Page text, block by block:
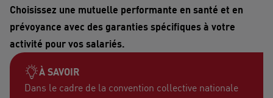
Choisissez une mutuelle performante en santé et en
prévoyance avec des garanties spécifiques à votre
activité pour vos salariés.
À SAVOIR
Dans le cadre de la convention collective nationale